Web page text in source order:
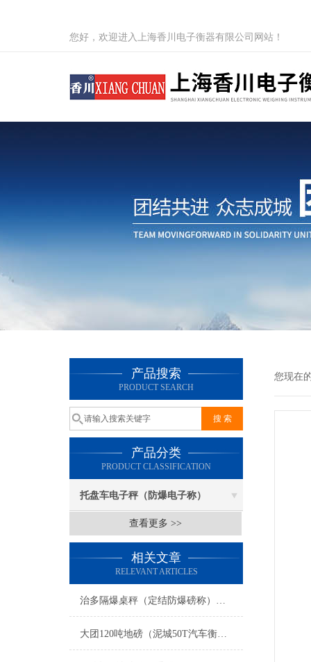
您好，欢迎进入上海香川电子衡器有限公司网站！
产品搜索
PRODUCT SEARCH
产品分类
PRODUCT CLASSIFICATION
托盘车电子秤（防爆电子称）
查看更多 >>
相关文章
RELEVANT ARTICLES
治多隔爆桌秤（定结防爆磅称）措勤隔爆油桶秤）杂多防爆磅秤维修
大团120吨地磅（泥城50T汽车衡）车墩电子地磅）浦锦15吨吊秤维修
您现在